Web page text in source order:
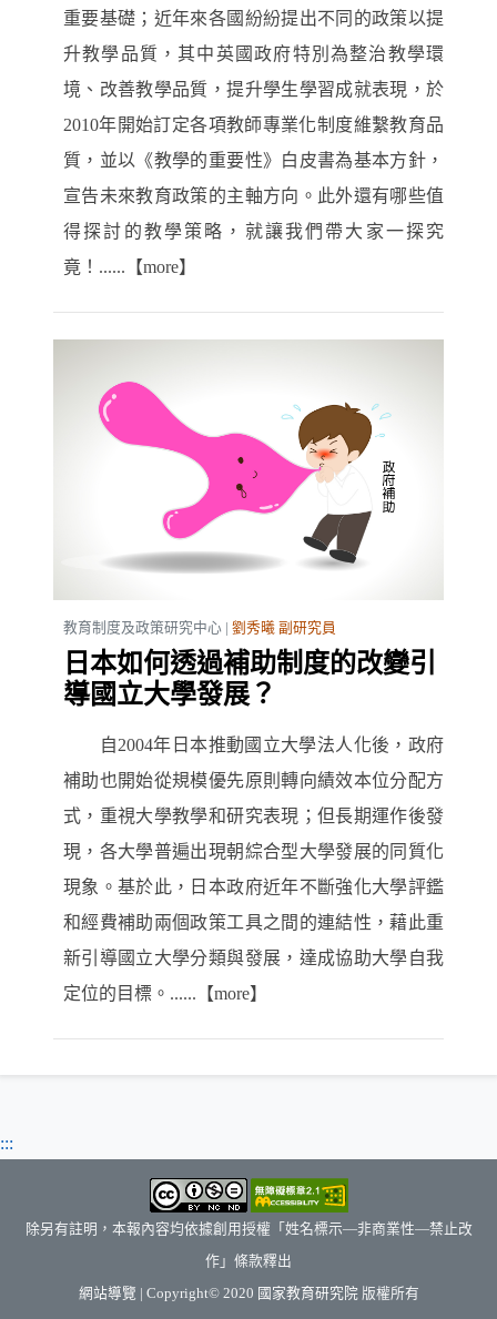
重要基礎；近年來各國紛紛提出不同的政策以提
升教學品質，其中英國政府特別為整治教學環
境、改善教學品質，提升學生學習成就表現，於
2010年開始訂定各項教師專業化制度維繫教育品
質，並以《教學的重要性》白皮書為基本方針，
宣告未來教育政策的主軸方向。此外還有哪些值
得探討的教學策略，就讓我們帶大家一探究
竟！......【more】
教育制度及政策研究中心 | 劉秀曦 副研究員
日本如何透過補助制度的改變引
導國立大學發展？
自2004年日本推動國立大學法人化後，政府
補助也開始從規模優先原則轉向績效本位分配方
式，重視大學教學和研究表現；但長期運作後發
現，各大學普遍出現朝綜合型大學發展的同質化
現象。基於此，日本政府近年不斷強化大學評鑑
和經費補助兩個政策工具之間的連結性，藉此重
新引導國立大學分類與發展，達成協助大學自我
定位的目標。......【more】
:::
除另有註明，本報內容均依據創用授權「姓名標示—非商業性—禁止改
作」條款釋出
網站導覽 | Copyright© 2020 國家教育研究院（另開新視窗）
版權所有